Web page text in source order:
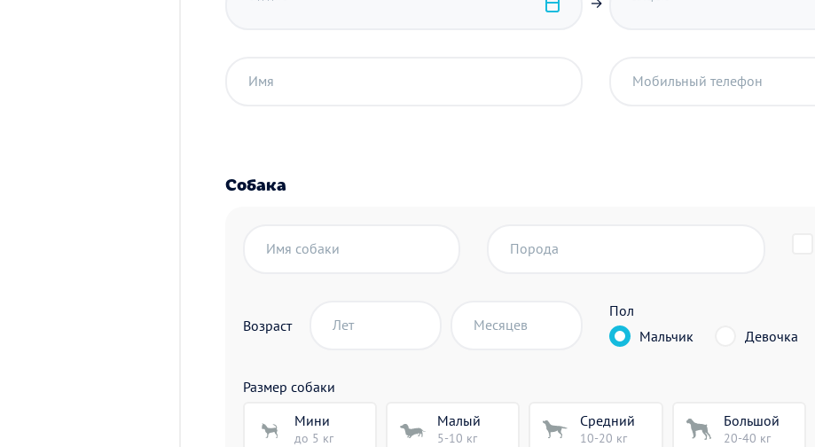
Имя Мобильный телефон
Собака
Имя собаки Порода
Возраст Лет Месяцев
Пол
Мальчик
Девочка
Размер собаки
Мини
до 5 кг
Малый
5-10 кг
Средний
10-20 кг
Большой
20-40 кг